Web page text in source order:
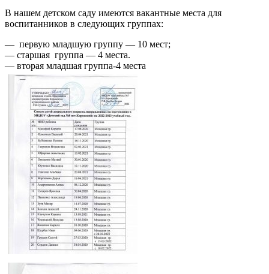
В нашем детском саду имеются вакантные места для
воспитанников в следующих группах:
— первую младшую группу — 10 мест;
— старшая группа — 4 места.
— вторая младшая группа-4 места